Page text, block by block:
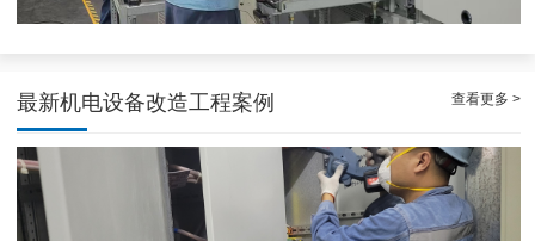
最新机电设备改造工程案例 查看更多 >